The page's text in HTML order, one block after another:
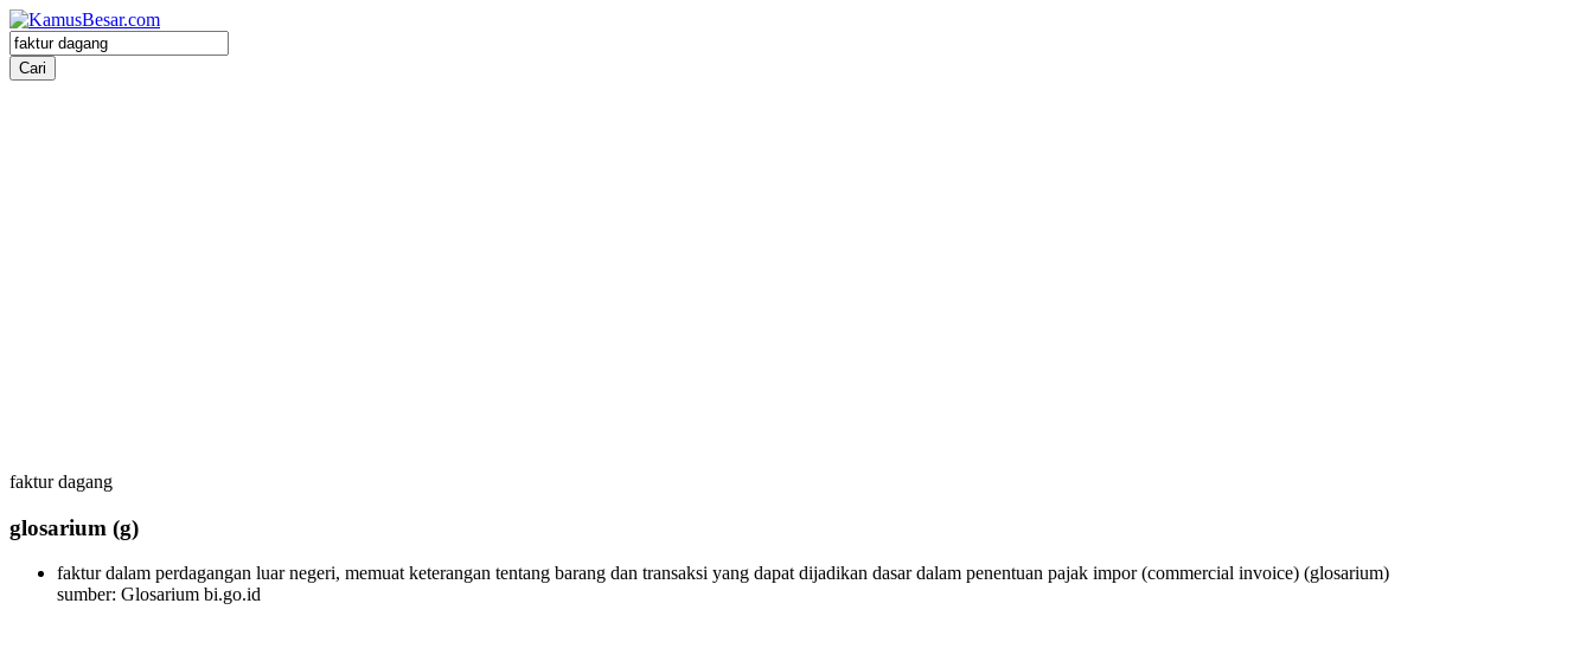
faktur dagang
glosarium (g)
faktur dalam perdagangan luar negeri, memuat keterangan tentang barang dan transaksi yang dapat dijadikan dasar dalam penentuan pajak impor (commercial invoice) (glosarium)
sumber: Glosarium bi.go.id